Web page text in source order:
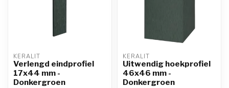
KERALIT
Verlengd eindprofiel
17x44 mm -
Donkergroen
KERALIT
Uitwendig hoekprofiel
46x46 mm -
Donkergroen